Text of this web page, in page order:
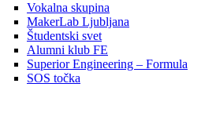
Vokalna skupina
MakerLab Ljubljana
Študentski svet
Alumni klub FE
Superior Engineering – Formula
SOS točka